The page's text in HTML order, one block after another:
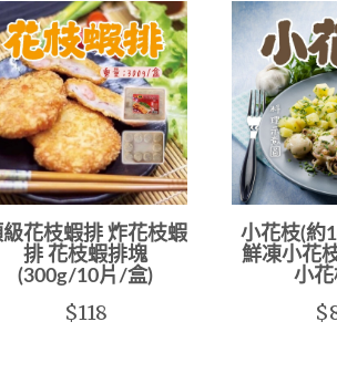
級花枝蝦排 炸花枝蝦
排 花枝蝦排塊
(300g/10片/盒)
$118
小花枝(約
鮮凍小花
小